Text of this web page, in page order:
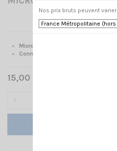
Micro-oreillette CRT
Connectique K
15,00 € TTC
Nos prix bruts peuvent